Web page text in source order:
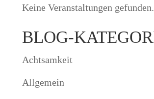
Keine Veranstaltungen gefunden.
BLOG-
Achtsamkeit
Allgemein